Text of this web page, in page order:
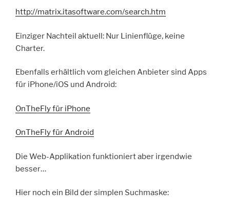
http://matrix.itasoftware.com/search.htm
Einziger Nachteil aktuell: Nur Linienflüge, keine
Charter.
Ebenfalls erhältlich vom gleichen Anbieter sind Apps
für iPhone/iOS und Android:
OnTheFly für iPhone
OnTheFly für Android
Die Web-Applikation funktioniert aber irgendwie
besser…
Hier noch ein Bild der simplen Suchmaske: